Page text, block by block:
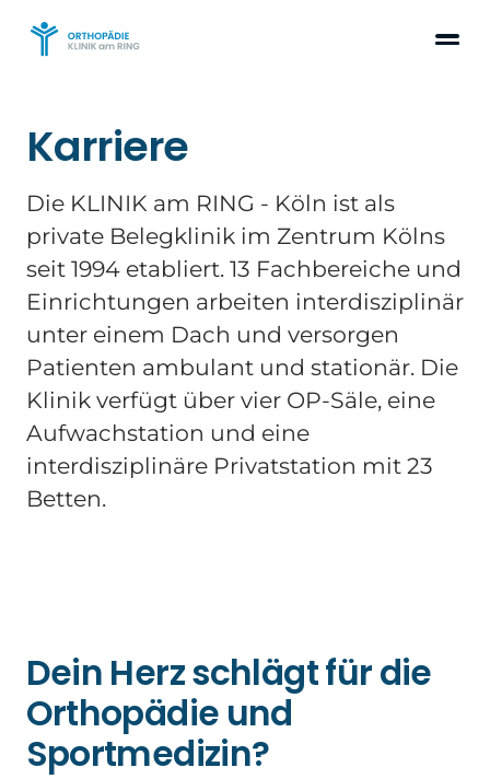
Karriere
Die KLINIK am RING - Köln ist als
private Belegklinik im Zentrum Kölns
seit 1994 etabliert. 13 Fachbereiche und
Einrichtungen arbeiten interdisziplinär
unter einem Dach und versorgen
Patienten ambulant und stationär. Die
Klinik verfügt über vier OP-Säle, eine
Aufwachstation und eine
interdisziplinäre Privatstation mit 23
Betten.
Dein Herz schlägt für die
Orthopädie und
Sportmedizin?